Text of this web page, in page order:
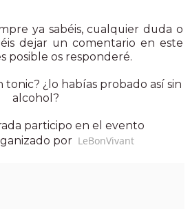
ya sabéis, cualquier duda o
dejar un comentario en este
posible os responderé.
tonic? ¿lo habías probado así sin
alcohol?
participo en el evento
por LeBonVivant